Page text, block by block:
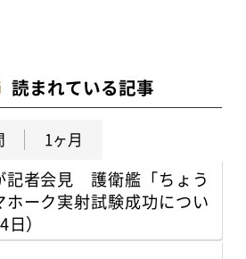
読まれている記事
1ヶ月
記者会見 護衛艦「ちょう
ホーク実射試験成功につい
）